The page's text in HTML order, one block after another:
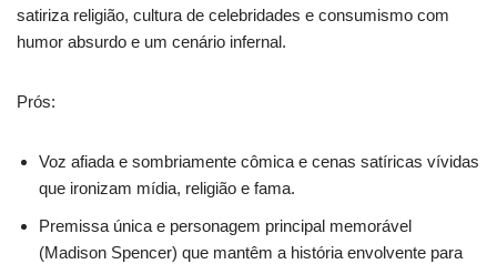
satiriza religião, cultura de celebridades e consumismo com
humor absurdo e um cenário infernal.
Prós:
Voz afiada e sombriamente cômica e cenas satíricas vívidas
que ironizam mídia, religião e fama.
Premissa única e personagem principal memorável
(Madison Spencer) que mantêm a história envolvente para